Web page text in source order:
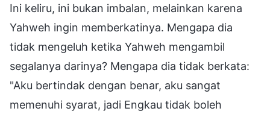
Ini keliru, ini bukan imbalan, melainkan karena
Yahweh ingin memberkatinya. Mengapa dia
tidak mengeluh ketika Yahweh mengambil
segalanya darinya? Mengapa dia tidak berkata:
"Aku bertindak dengan benar, aku sangat
memenuhi syarat, jadi Engkau tidak boleh